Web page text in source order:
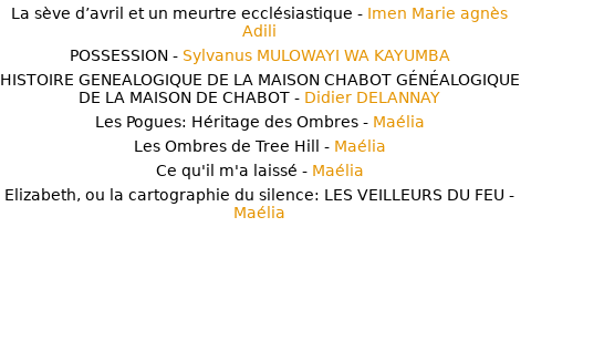
La sève d’avril et un meurtre ecclésiastique - Imen Marie agnès
Adili
POSSESSION - Sylvanus MULOWAYI WA KAYUMBA
HISTOIRE GENEALOGIQUE DE LA MAISON CHABOT GÉNÉALOGIQUE
DE LA MAISON DE CHABOT - Didier DELANNAY
Les Pogues: Héritage des Ombres - Maélia
Les Ombres de Tree Hill - Maélia
Ce qu'il m'a laissé - Maélia
Elizabeth, ou la cartographie du silence: LES VEILLEURS DU FEU -
Maélia